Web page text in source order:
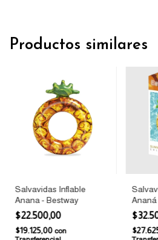
Productos similares
Salvavidas Inflable
Anana - Bestway
$22.500,00
$19.125,00 con
Ananá